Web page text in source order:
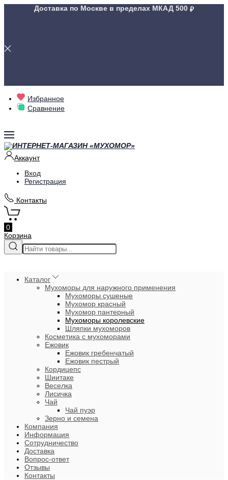
Доставка по Москве в пределах МКАД 500
Избранное
Сравнение
Аккаунт
Вход
Регистрация
Контакты
0
Корзина
Каталог
Мухоморы для наружного применения
Мухоморы сушеные
Мухомор красный
Мухомор пантерный
Мухоморы королевские
Шляпки мухоморов
Косметика с мухоморами
Ежовик
Ежовик гребенчатый
Ежовик пестрый
Кордицепс
Шиитаке
Веселка
Лисичка
Чай
Чай пуэр
Зерно и семена
Компания
Информация
Сотрудничество
Доставка
Вопрос-ответ
Отзывы
Контакты